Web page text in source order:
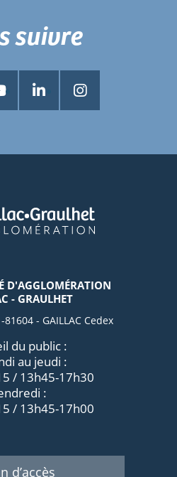
D'AGGLOMÉRATION
- GRAULHET
- GAILLAC Cedex
du public :
au jeudi :
/ 13h45-17h30
:
/ 13h45-17h00
d’accès
suivre